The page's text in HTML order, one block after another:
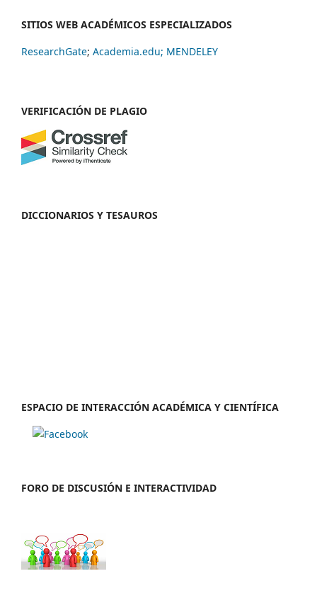
SITIOS WEB ACADÉMICOS ESPECIALIZADOS
ResearchGate; Academia.edu; MENDELEY
VERIFICACIÓN DE PLAGIO
DICCIONARIOS Y TESAUROS
ESPACIO DE INTERACCIÓN ACADÉMICA Y CIENTÍFICA
FORO DE DISCUSIÓN E INTERACTIVIDAD